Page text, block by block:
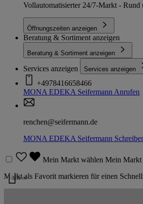
Vollautomatisierter 24/7-Markt -
Öffnungszeiten anzeigen
Beratung & Sortiment anzeigen
Beratung & Sortiment anzeigen
Services anzeigen Services anzeigen
+4978416658466
MONA EDEKA Seifermann Anrufen
renchen@seifermann.de
MONA EDEKA Seifermann
Mein Markt wählen Mein Markt
Markt als Favorit markieren für einen
300 m